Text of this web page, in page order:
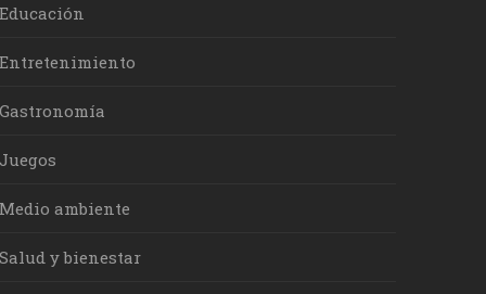
Educación
Entretenimiento
Gastronomía
Juegos
Medio ambiente
Salud y bienestar